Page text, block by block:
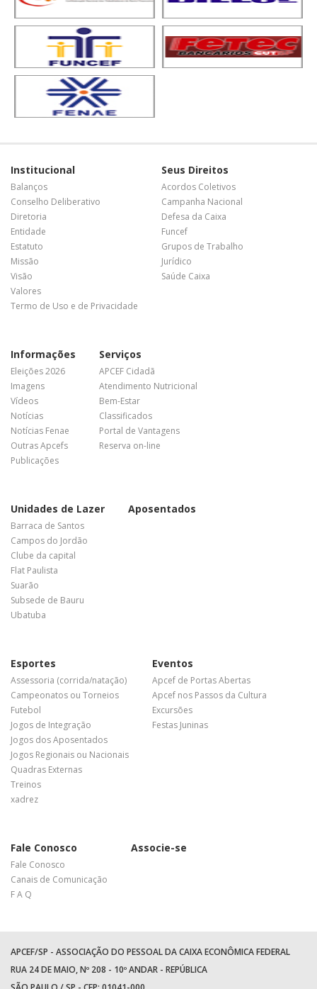
Institucional
Balanços
Conselho Deliberativo
Diretoria
Entidade
Estatuto
Missão
Visão
Valores
Termo de Uso e de Privacidade
Seus Direitos
Acordos Coletivos
Campanha Nacional
Defesa da Caixa
Funcef
Grupos de Trabalho
Jurídico
Saúde Caixa
Informações
Eleições 2026
Imagens
Vídeos
Notícias
Notícias Fenae
Outras Apcefs
Publicações
Serviços
APCEF Cidadã
Atendimento Nutricional
Bem-Estar
Classificados
Portal de Vantagens
Reserva on-line
Unidades de Lazer
Barraca de Santos
Campos do Jordão
Clube da capital
Flat Paulista
Suarão
Subsede de Bauru
Ubatuba
Aposentados
Esportes
Assessoria (corrida/natação)
Campeonatos ou Torneios
Futebol
Jogos de Integração
Jogos dos Aposentados
Jogos Regionais ou Nacionais
Quadras Externas
Treinos
xadrez
Eventos
Apcef de Portas Abertas
Apcef nos Passos da Cultura
Excursões
Festas Juninas
Fale Conosco
Fale Conosco
Canais de Comunicação
F A Q
Associe-se
APCEF/SP - ASSOCIAÇÃO DO PESSOAL DA CAIXA ECONÔMICA FEDERAL
RUA 24 DE MAIO, Nº 208 - 10º ANDAR - REPÚBLICA